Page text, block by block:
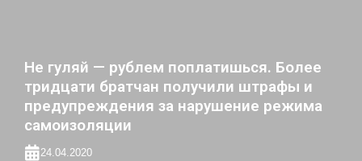
Не гуляй — рублем поплатишься. Более
тридцати братчан получили штрафы и
предупреждения за нарушение режима
самоизоляции
24.04.2020